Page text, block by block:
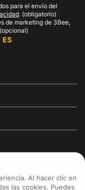
para el envío del
. (obligatorio)
de marketing de 3Bee,
ES
la defensa de
Al hacer clic en
las cookies. Puedes